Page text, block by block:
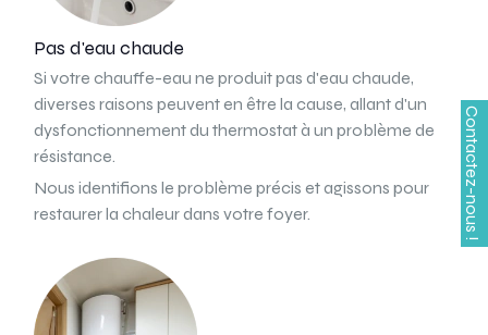
Pas d'eau chaude
Si votre chauffe-eau ne produit pas d'eau chaude,
diverses raisons peuvent en être la cause, allant d'un
dysfonctionnement du thermostat à un problème de
résistance.
Nous identifions le problème précis et agissons pour
restaurer la chaleur dans votre foyer.